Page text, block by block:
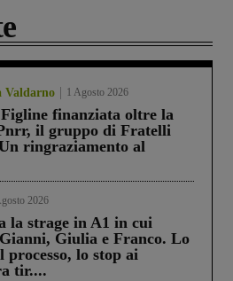
Valdarno 1 Agosto 2026
finanziata oltre la
il gruppo di Fratelli
ringraziamento al
2026
la strage in A1 in cui
Giulia e Franco. Lo
processo, lo stop ai
tir....